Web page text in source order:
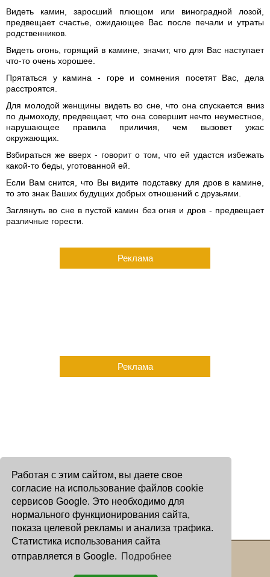
Работая с этим сайтом, вы даете свое
согласие на использование файлов cookie
сервисов Google. Это необходимо для
нормального функционирования сайта,
показа целевой рекламы и анализа трафика.
Статистика использования сайта
отправляется в Google. Подробнее
Видеть камин, заросший плющом или виноградной лозой,
предвещает счастье, ожидающее Вас после печали и утраты
родственников.
Видеть огонь, горящий в камине, значит, что для Вас наступает
что-то очень хорошее.
Прятаться у камина - горе и сомнения посетят Вас, дела
расстроятся.
Для молодой женщины видеть во сне, что она спускается вниз
по дымоходу, предвещает, что она совершит нечто неуместное,
нарушающее правила приличия, чем вызовет ужас
окружающих.
Взбираться же вверх - говорит о том, что ей удастся избежать
какой-то беды, уготованной ей.
Если Вам снится, что Вы видите подставку для дров в камине,
то это знак Ваших будущих добрых отношений с друзьями.
Заглянуть во сне в пустой камин без огня и дров - предвещает
различные горести.
Реклама
Реклама
Copyright © 2000 - 2026 Oculus